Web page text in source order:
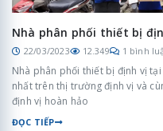
Nhà phân phối thiết bị
22/03/2023 12.349 1 bình
Nhà phân phối thiết bị định vị
nhất trên thị trường định vị và
định vị hoàn hảo
ĐỌC TIẾP